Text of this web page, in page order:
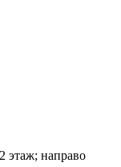
этаж; направо